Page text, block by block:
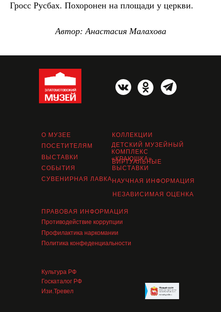
Гросс Русбах. Похоронен на площади у церкви.
Автор: Анастасия Малахова
КОЛЛЕКЦИИ
ВИРТУАЛЬНЫЕ
ВЫСТАВКИ
НЕЗАВИСИМАЯ ОЦЕНКА
ДЕТСКИЙ МУЗЕЙНЫЙ
КОМПЛЕКС
«КРАЮШКА»
НАУЧНАЯ ИНФОРМАЦИЯ
Культура РФ
О МУЗЕЕ
ВЫСТАВКИ
СУВЕНИРНАЯ ЛАВКА
СОБЫТИЯ
ПОСЕТИТЕЛЯМ
ПРАВОВАЯ ИНФОРМАЦИЯ
Противодействие коррупции
Профилактика наркомании
Политика конфеденциальности
Госкаталог РФ
Изи.Тревел